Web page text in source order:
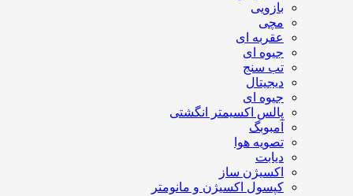
بازویی
مچی
عقربه ای
جیوه ای
تب سنج
دیجیتال
جیوه ای
پالس اکسیمتر انگشتی
آمبوبگ
تصویه هوا
دیابت
اکسیژن ساز
کپسول اکسیژن و مانومتر